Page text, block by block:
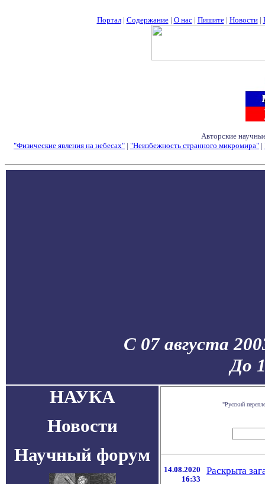
Портал| Содержание| О нас| Пишите| Новости|
Авторские
"Физические явления на небесах" | "Неизбежность странного микромира" |
С 07 августа
До
НАУКА
Новости
Научный форум
"Русский
14.08.2020
16:33
Раскрыта